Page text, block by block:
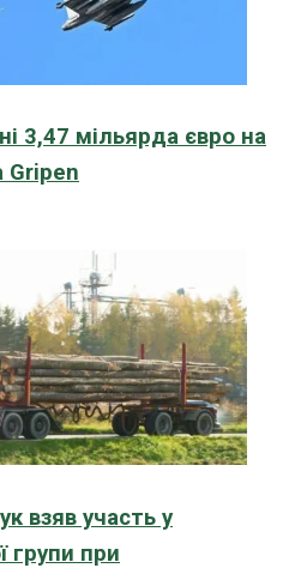
3,47 мільярда євро на
Gripen
взяв участь у
групи при